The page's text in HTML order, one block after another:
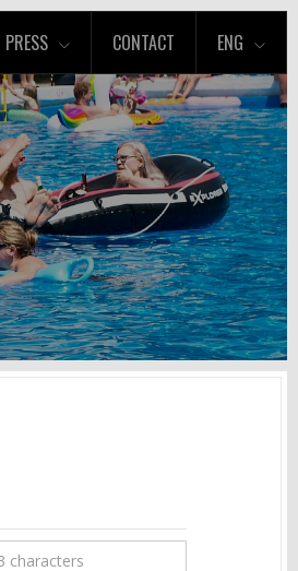
PRESS CONTACT ENG